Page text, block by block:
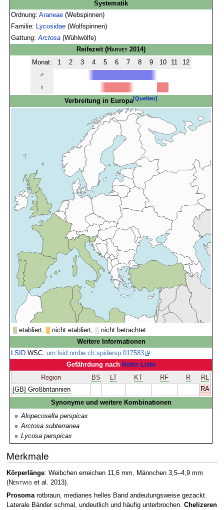
Systematik
Ordnung:Araneae (Webspinnen)
Familie:
Lycosidae (Wolfspinnen)
Gattung:Arctosa (Wühlwölfe)
Reifezeit(Harvey 2014)
Monat:
1 2 3 4 5 6 7 8 9 10 11
12
♂
♀
Verbreitung in Europa[Quellen]
etabliert, nicht etabliert,
nicht betrachtet
Weitere Informationen
LSID WSC:urn:lsid:nmbe.ch:spidersp:017583
Gefährdung nach Roter Liste
Region
BS LT KT RF R
RL
[GB] Großbritannien
RA
Synonyme und weitere Kombinationen
Alopecosella perspicax
Arctosa subterranea
Lycosa perspicax
Merkmale
Körperlänge: Weibchen erreichen 11,6 mm, Männchen 3,5–4,9 mm
(Nentwiget al. 2013).
Prosomarotbraun, medianes helles Band andeutungsweise gezackt.
Laterale Bänder schmal, undeutlich und häufig unterbrochen. Chelizeren